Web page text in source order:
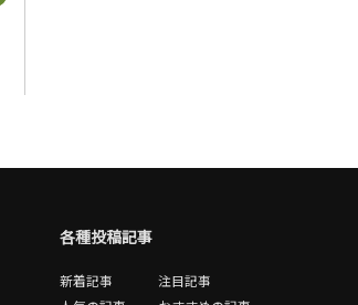
各種投稿記事
新着記事
注目記事